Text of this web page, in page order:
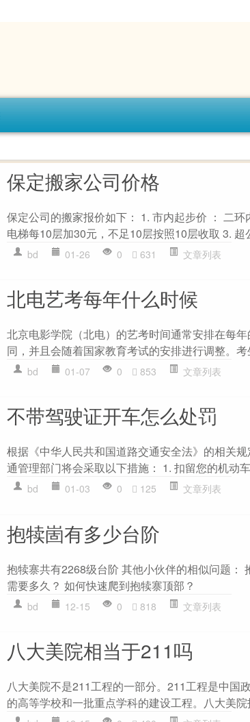
保定搬家公司价格
保定公司的搬家报价如下： 1. 市内起步价 ： 二
电梯每10层加30元，不足10层按照10层收取 3. 超
bd 01-26 0 631 文章列表
北电艺考每年什么时候
北京电影学院（北电）的艺考时间通常安排在每
同，并且会随着国家教育考试的安排进行调整。
bd 01-07 0 853 文章列表
不带驾驶证开车怎么处罚
根据《中华人民共和国道路交通安全法》的相关
通管理部门将会采取以下措施： 1. 扣留您的机动
bd 01-03 0 125 文章列表
抱犊崮有多少台阶
抱犊寨共有2268级台阶 其他小伙伴的相似问题：
需要多久？ 如何快速爬到抱犊寨顶部？
bd 12-15 0 818 文章列表
八大美院相当于211吗
八大美院不是211工程的一部分。211工程是中国
的高等学校和一批重点学科的建设工程。八大美